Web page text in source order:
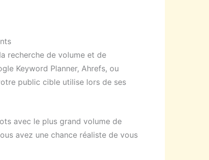
recherche de volume et de
Keyword Planner, Ahrefs, ou
public cible utilise lors de ses
avec le plus grand volume de
avez une chance réaliste de vous